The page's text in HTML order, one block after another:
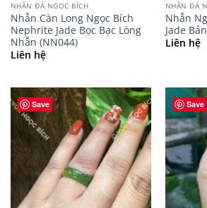
NHẪN ĐÁ NGỌC BÍCH
Nhẫn Càn Long Ngọc Bích
Nephrite Jade Bọc Bạc Lòng
Nhẫn (NN044)
Liên hệ
NHẪN ĐÁ
Nhẫn
Jade
Liên hệ
Save Save